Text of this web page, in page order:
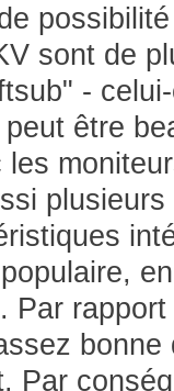
sont de
-
être
Par
Par